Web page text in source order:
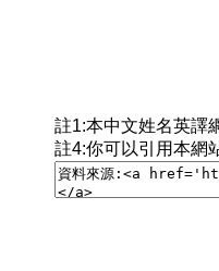
註1:本中文姓名英譯
註4:你可以引用本網